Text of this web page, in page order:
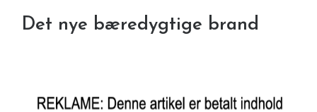
Det nye bæredygtige brand